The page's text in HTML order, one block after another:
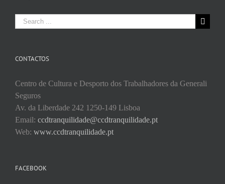
Search
for:
CONTACTOS
Centro de Cultura e Desporto dos Trabalhadores da Generali
Seguros
Av. da Liberdade 242 1250-149 Lisboa
Email: ccdtranquilidade@ccdtranquilidade.pt
Web: www.ccdtranquilidade.pt
FACEBOOK